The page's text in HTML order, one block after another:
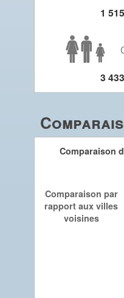
1
3
Comparaison
Comparaison par
rapport aux villes
voisines